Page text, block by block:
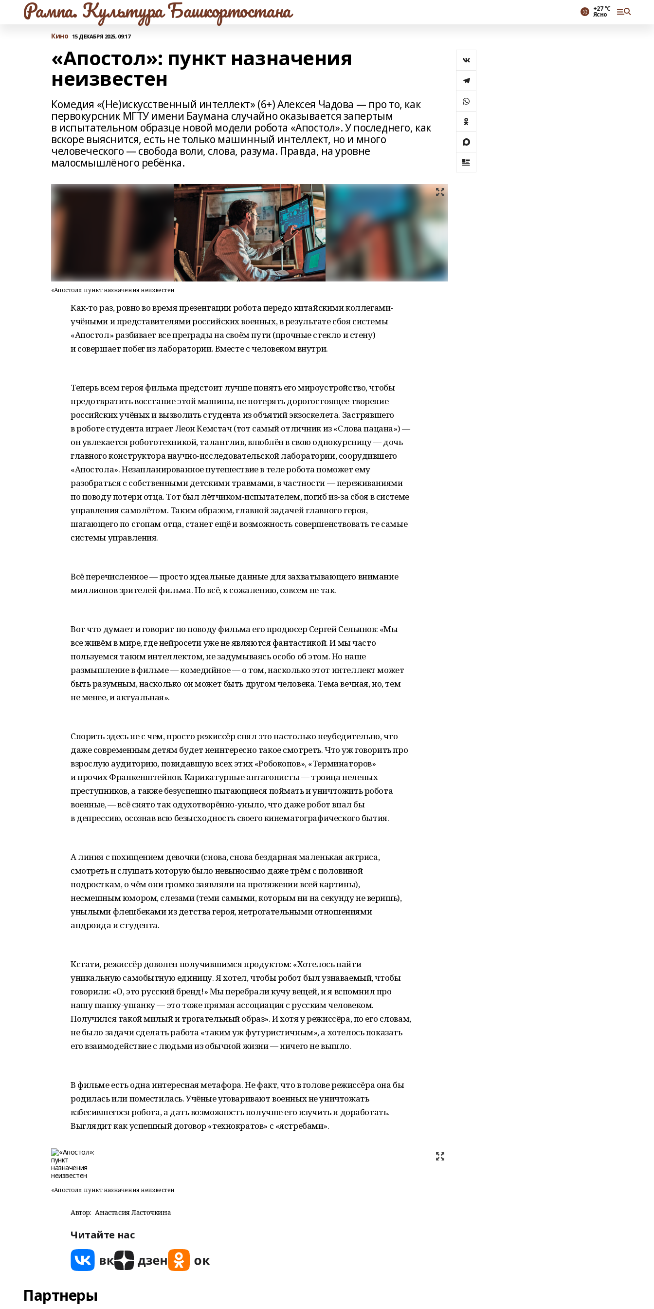
Рампа. Культура Башкортостана +27 °С
Ясно
Кино 15 ДЕКАБРЯ 2025, 09:17
«Апостол»: пункт назначения
неизвестен
Комедия «(Не)искусственный интеллект» (6+) Алексея Чадова — про то, как
первокурсник МГТУ имени Баумана случайно оказывается запертым
в испытательном образце новой модели робота «Апостол». У последнего, как
вскоре выяснится, есть не только машинный интеллект, но и много
человеческого — свобода воли, слова, разума. Правда, на уровне
малосмышлёного ребёнка.
«Апостол»: пункт назначения неизвестен
Как-то раз, ровно во время презентации робота передо китайскими коллегами-
учёными и представителями российских военных, в результате сбоя системы
«Апостол» разбивает все преграды на своём пути (прочные стекло и стену)
и совершает побег из лаборатории. Вместе с человеком внутри.
Теперь всем героя фильма предстоит лучше понять его мироустройство, чтобы
предотвратить восстание этой машины, не потерять дорогостоящее творение
российских учёных и вызволить студента из объятий экзоскелета. Застрявшего
в роботе студента играет Леон Кемстач (тот самый отличник из «Слова пацана») —
он увлекается робототехникой, талантлив, влюблён в свою однокурсницу — дочь
главного конструктора научно-исследовательской лаборатории, соорудившего
«Апостола». Незапланированное путешествие в теле робота поможет ему
разобраться с собственными детскими травмами, в частности — переживаниями
по поводу потери отца. Тот был лётчиком-испытателем, погиб из-за сбоя в системе
управления самолётом. Таким образом, главной задачей главного героя,
шагающего по стопам отца, станет ещё и возможность совершенствовать те самые
системы управления.
Всё перечисленное — просто идеальные данные для захватывающего внимание
миллионов зрителей фильма. Но всё, к сожалению, совсем не так.
Вот что думает и говорит по поводу фильма его продюсер Сергей Сельянов: «Мы
все живём в мире, где нейросети уже не являются фантастикой. И мы часто
пользуемся таким интеллектом, не задумываясь особо об этом. Но наше
размышление в фильме — комедийное — о том, насколько этот интеллект может
быть разумным, насколько он может быть другом человека. Тема вечная, но, тем
не менее, и актуальная».
Спорить здесь не с чем, просто режиссёр снял это настолько неубедительно, что
даже современным детям будет неинтересно такое смотреть. Что уж говорить про
взрослую аудиторию, повидавшую всех этих «Робокопов», «Терминаторов»
и прочих Франкенштейнов. Карикатурные антагонисты — троица нелепых
преступников, а также безуспешно пытающиеся поймать и уничтожить робота
военные, — всё снято так одухотворённо-уныло, что даже робот впал бы
в депрессию, осознав всю безысходность своего кинематографического бытия.
А линия с похищением девочки (снова, снова бездарная маленькая актриса,
смотреть и слушать которую было невыносимо даже трём с половиной
подросткам, о чём они громко заявляли на протяжении всей картины),
несмешным юмором, слезами (теми самыми, которым ни на секунду не веришь),
унылыми флешбеками из детства героя, нетрогательными отношениями
андроида и студента.
Кстати, режиссёр доволен получившимся продуктом: «Хотелось найти
уникальную самобытную единицу. Я хотел, чтобы робот был узнаваемый, чтобы
говорили: «О, это русский бренд!» Мы перебрали кучу вещей, и я вспомнил про
нашу шапку-ушанку — это тоже прямая ассоциация с русским человеком.
Получился такой милый и трогательный образ». И хотя у режиссёра, по его словам,
не было задачи сделать работа «таким уж футуристичным», а хотелось показать
его взаимодействие с людьми из обычной жизни — ничего не вышло.
В фильме есть одна интересная метафора. Не факт, что в голове режиссёра она бы
родилась или поместилась. Учёные уговаривают военных не уничтожать
взбесившегося робота, а дать возможность получше его изу­чить и доработать.
Выглядит как успешный договор «технократов» с «ястребами».
«Апостол»: пункт назначения неизвестен
Автор: Анастасия Ласточкина
Читайте нас
Партнеры